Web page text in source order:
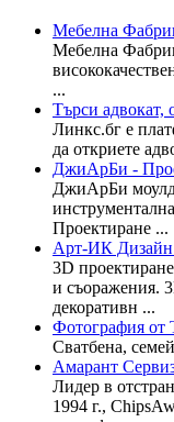
Мебелна
Мебелна
...
Търси адвокат,
Линкс.бг е
да откриете
ДжиАрБи -
ДжиАрБи
Проектиране ...
Арт-ИК Дизайн
3D
и съоражения.
декоративн ...
Фотография от
Сватбена,
Амарант
Лидер в
1994 г.,